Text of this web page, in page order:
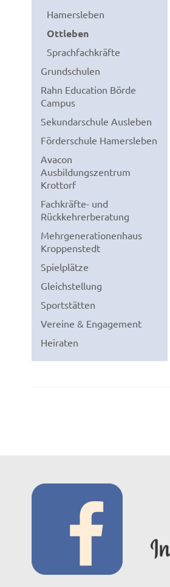
Hamersleben
Ottleben
Sprachfachkräfte
Grundschulen
Rahn Education Börde
Campus
Sekundarschule Ausleben
Förderschule Hamersleben
Avacon
Ausbildungszentrum
Krottorf
Fachkräfte- und
Rückkehrerberatung
Mehrgenerationenhaus
Kroppenstedt
Spielplätze
Gleichstellung
Sportstätten
Vereine & Engagement
Heiraten